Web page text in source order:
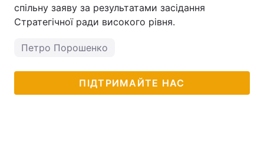
спільну заяву за результатами засідання
Стратегічної ради високого рівня.
Петро Порошенко
ПІДТРИМАЙТЕ НАС